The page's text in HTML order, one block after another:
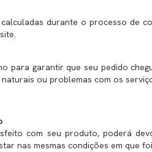
durante o processo de
para garantir que seu pedido
ou problemas com os
com seu produto, poderá
nas mesmas condições em que